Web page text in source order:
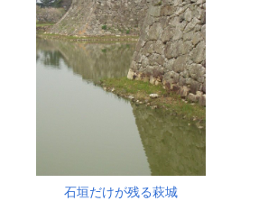
石垣だけが残る萩城